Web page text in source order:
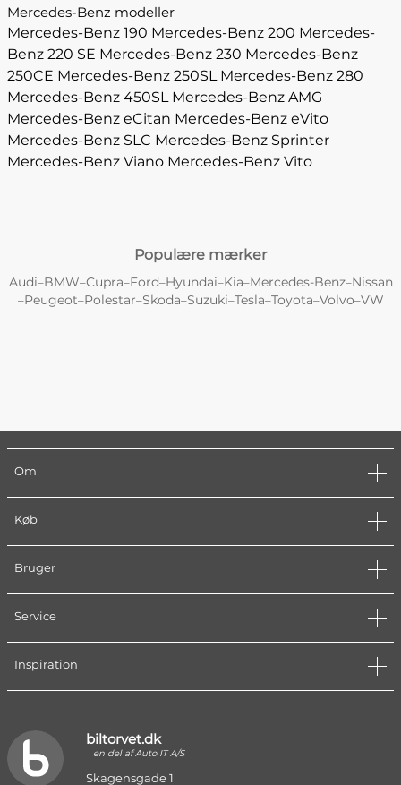
Mercedes-Benz modeller
Mercedes-Benz 190 Mercedes-Benz 200 Mercedes-
Benz 220 SE Mercedes-Benz 230 Mercedes-Benz
250CE Mercedes-Benz 250SL Mercedes-Benz 280
Mercedes-Benz 450SL Mercedes-Benz AMG
Mercedes-Benz eCitan Mercedes-Benz eVito
Mercedes-Benz SLC Mercedes-Benz Sprinter
Mercedes-Benz Viano Mercedes-Benz Vito
Populære mærker
Audi–BMW–Cupra–Ford–Hyundai–Kia–Mercedes-Benz–Nissan
–Peugeot–Polestar–Skoda–Suzuki–Tesla–Toyota–Volvo–VW
Om
Køb
Bruger
Service
Inspiration
biltorvet.dk
en del af Auto IT A/S
Skagensgade 1